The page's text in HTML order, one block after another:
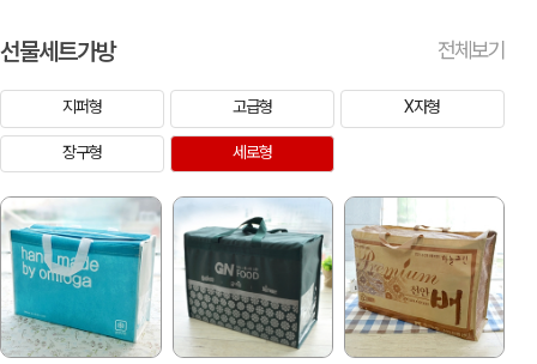
선물세트가방 전체보기
지퍼형 고급형 X자형
장구형 세로형